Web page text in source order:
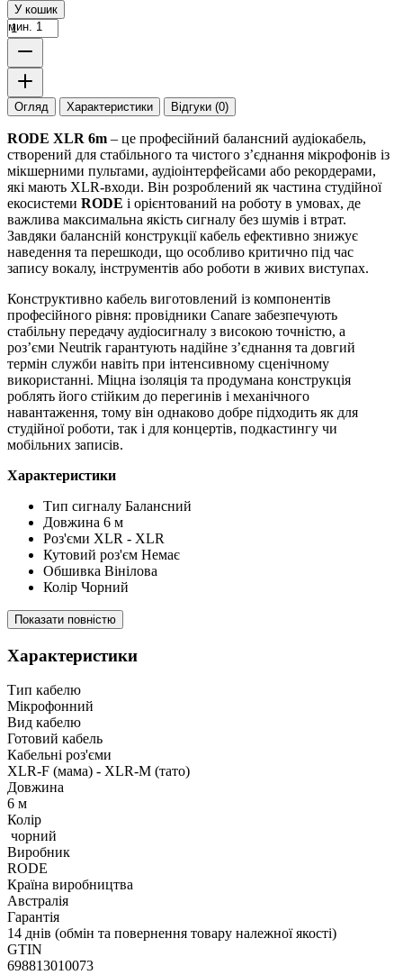
У кошик
мин. 1
Огляд Характеристики Відгуки (0)
RODE XLR 6m – це професійний балансний аудіокабель,
створений для стабільного та чистого з’єднання мікрофонів із
мікшерними пультами, аудіоінтерфейсами або рекордерами,
які мають XLR-входи. Він розроблений як частина студійної
екосистеми RODE і орієнтований на роботу в умовах, де
важлива максимальна якість сигналу без шумів і втрат.
Завдяки балансній конструкції кабель ефективно знижує
наведення та перешкоди, що особливо критично під час
запису вокалу, інструментів або роботи в живих виступах.
Конструктивно кабель виготовлений із компонентів
професійного рівня: провідники Canare забезпечують
стабільну передачу аудіосигналу з високою точністю, а
роз’єми Neutrik гарантують надійне з’єднання та довгий
термін служби навіть при інтенсивному сценічному
використанні. Міцна ізоляція та продумана конструкція
роблять його стійким до перегинів і механічного
навантаження, тому він однаково добре підходить як для
студійної роботи, так і для концертів, подкастингу чи
мобільних записів.
Характеристики
Тип сигналу Балансний
Довжина 6 м
Роз'єми XLR - XLR
Кутовий роз'єм Немає
Обшивка Вінілова
Колір Чорний
Показати повністю
Характеристики
Тип кабелю
Мікрофонний
Вид кабелю
Готовий кабель
Кабельні роз'єми
XLR-F (мама) - XLR-M (тато)
Довжина
6 м
Колір
чорний
Виробник
RODE
Країна виробництва
Австралія
Гарантія
14 днів (обмін та повернення товару належної якості)
GTIN
698813010073